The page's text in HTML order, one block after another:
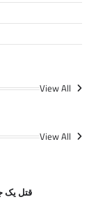
View All
View All
قتل یک